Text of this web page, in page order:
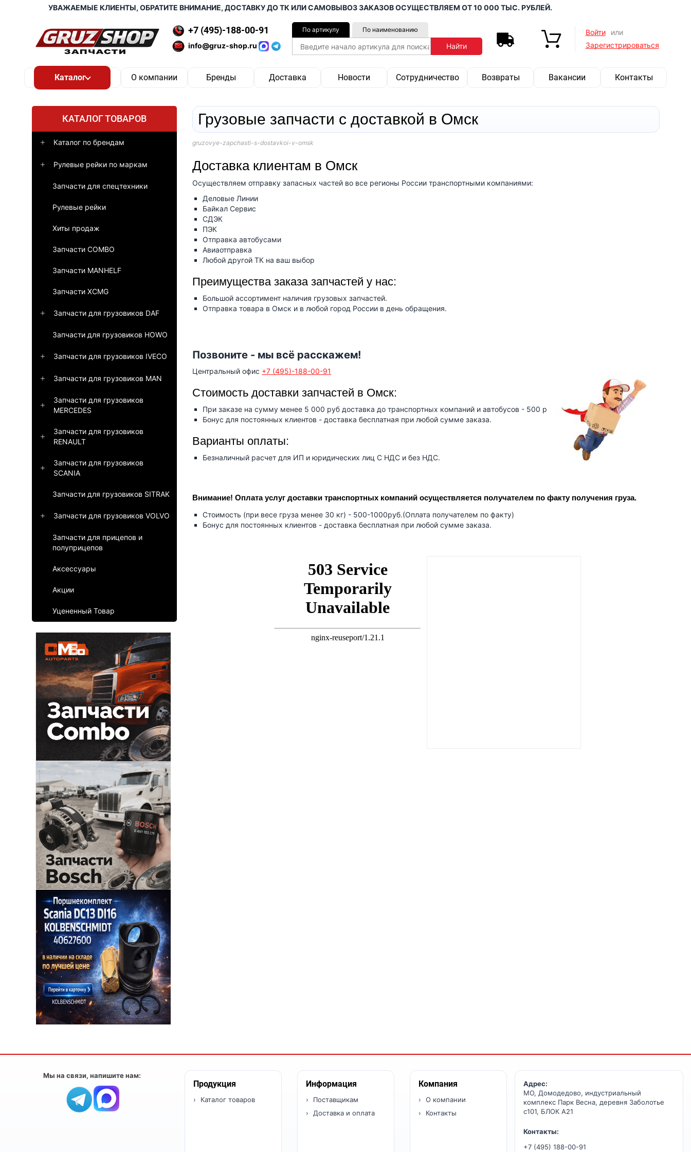
УВАЖАЕМЫЕ КЛИЕНТЫ, ОБРАТИТЕ ВНИМАНИЕ, ДОСТАВКУ ДО ТК ИЛИ САМОВЫВОЗ ЗАКАЗОВ ОСУЩЕСТВЛЯЕМ ОТ 10 000 ТЫС. РУБЛЕЙ.
+7 (495)-188-00-91
info@gruz-shop.ru
По артикулу По наименованию Войти
или
Зарегистрироваться
О компании Бренды Доставка Новости Сотрудничество Возвраты Вакансии Контакты
КАТАЛОГ ТОВАРОВ
Каталог по брендам
Рулевые рейки по маркам
Запчасти для спецтехники
Рулевые рейки
Хиты продаж
Запчасти COMBO
Запчасти MANHELF
Запчасти XCMG
Запчасти для грузовиков DAF
Запчасти для грузовиков HOWO
Запчасти для грузовиков IVECO
Запчасти для грузовиков MAN
Запчасти для грузовиков
MERCEDES
Запчасти для грузовиков
RENAULT
Запчасти для грузовиков
SCANIA
Запчасти для грузовиков SITRAK
Запчасти для грузовиков VOLVO
Запчасти для прицепов и
полуприцепов
Аксессуары
Акции
Уцененный Товар
Грузовые запчасти с доставкой в Омск
gruzovye-zapchasti-s-dostavkoi-v-omsk
Доставка клиентам в Омск
Осуществляем отправку запасных частей во все регионы России транспортными компаниями:
Деловые Линии
Байкал Сервис
СДЭК
ПЭК
Отправка автобусами
Авиаотправка
Любой другой ТК на ваш выбор
Преимущества заказа запчастей у нас:
Большой ассортимент наличия грузовых запчастей.
Отправка товара в Омск и в любой город России в день обращения.
Позвоните - мы всё расскажем!
Центральный офис +7 (495)-188-00-91
Стоимость доставки запчастей в Омск:
При заказе на сумму менее 5 000 руб доставка до транспортных компаний и автобусов - 500 р
Бонус для постоянных клиентов - доставка бесплатная при любой сумме заказа.
Варианты оплаты:
Безналичный расчет для ИП и юридических лиц С НДС и без НДС.
Внимание! Оплата услуг доставки транспортных компаний осуществляется получателем по факту получения груза.
Стоимость (при весе груза менее 30 кг) - 500-1000руб.(Оплата получателем по факту)
Бонус для постоянных клиентов - доставка бесплатная при любой сумме заказа.
Мы на связи, напишите нам:
Продукция
Каталог товаров
Информация
Поставщикам
Доставка и оплата
Компания
О компании
Контакты
Адрес:
МО, Домодедово, индустриальный
комплекс Парк Весна, деревня Заболотье
с101, БЛОК А21
Контакты:
+7 (495) 188-00-91